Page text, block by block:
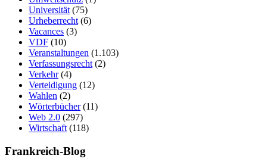
Universität (75)
Urheberrecht (6)
Vacances (3)
VDF (10)
Veranstaltungen (1.103)
Verfassungsrecht (2)
Verkehr(4)
Verteidigung (12)
Wahlen (2)
Wörterbücher(11)
Web 2.0 (297)
Wirtschaft (118)
Frankreich-Blog